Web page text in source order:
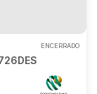
ENCERRADO